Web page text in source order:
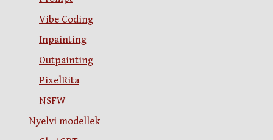
Vibe Coding
Inpainting
Outpainting
PixelRita
NSFW
Nyelvi modellek